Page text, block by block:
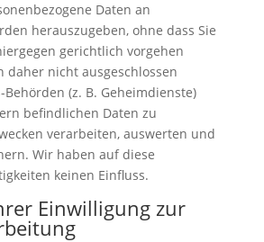
Daten an
herauszugeben, ohne dass Sie
gerichtlich vorgehen
daher nicht ausgeschlossen
Behörden (z. B. Geheimdienste)
befindlichen Daten zu
verarbeiten, auswerten und
Wir haben auf diese
keinen Einfluss.
Einwilligung zur